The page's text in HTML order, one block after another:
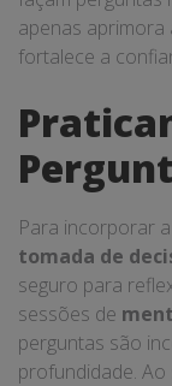
apenas aprimora
fortalece a
Para incorporar
tomada de
seguro para
sessões de
perguntas são
profundidade.